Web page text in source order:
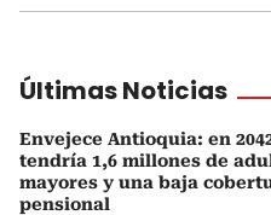
Últimas Noticias
Envejece Antioquia: en
tendría 1,6 millones de
mayores y una baja
pensional